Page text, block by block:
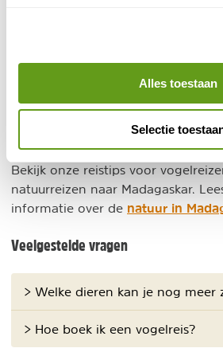
Alles toestaan
Selectie
Vogelreizen naar Madagascar
verschilt per gebied. Voor de
de maanden augustus tot
is het gehele jaar goed voor de
Bekijk onze reistips voor
natuurreizen naar Madagaskar.
informatie over de natuur in
Veelgestelde vragen
> Welke dieren kan je nog meer
> Hoe boek ik een vogelreis?